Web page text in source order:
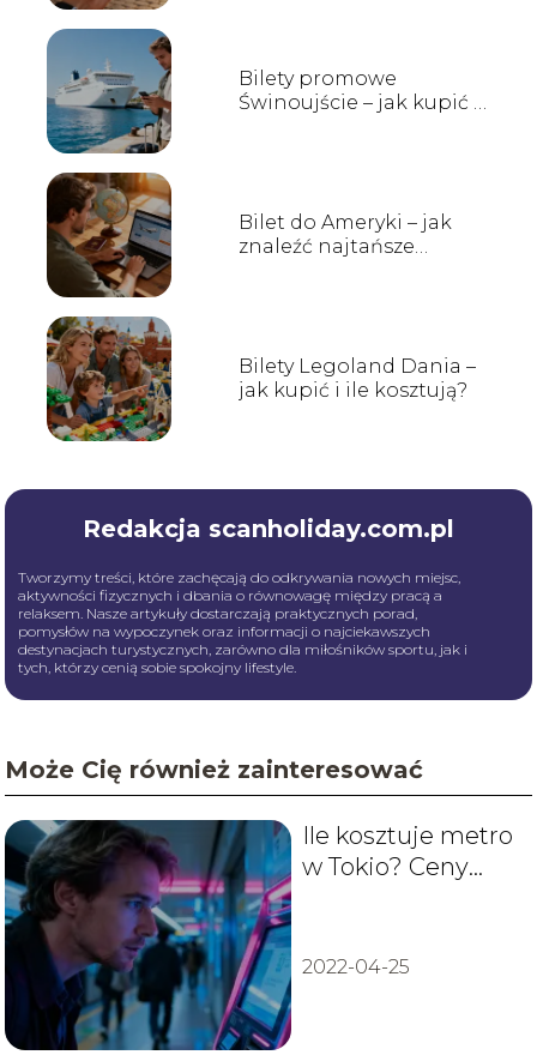
Bilety promowe
Świnoujście – jak kupić i
Bilet do Ameryki – jak
znaleźć najtańsze
Bilety Legoland Dania –
jak kupić i ile kosztują?
Redakcja scanholiday.com.pl
Tworzymy treści, które zachęcają do odkrywania nowych miejsc,
aktywności fizycznych i dbania o równowagę między pracą a
relaksem. Nasze artykuły dostarczają praktycznych porad,
pomysłów na wypoczynek oraz informacji o najciekawszych
destynacjach turystycznych, zarówno dla miłośników sportu, jak i
tych, którzy cenią sobie spokojny lifestyle.
Może Cię również zainteresować
Ile kosztuje metro
w Tokio? Ceny
2022-04-25